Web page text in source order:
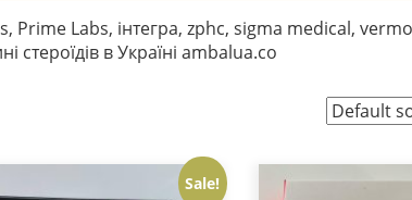
Prime Labs, інтегра, zphc, sigma medical,
стероїдів в Україні ambalua.co
Sale!